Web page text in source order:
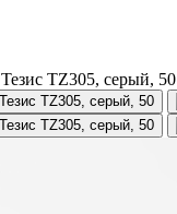
TZ305, серый, 50